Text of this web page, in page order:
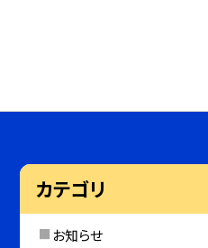
カテゴリ
お知らせ